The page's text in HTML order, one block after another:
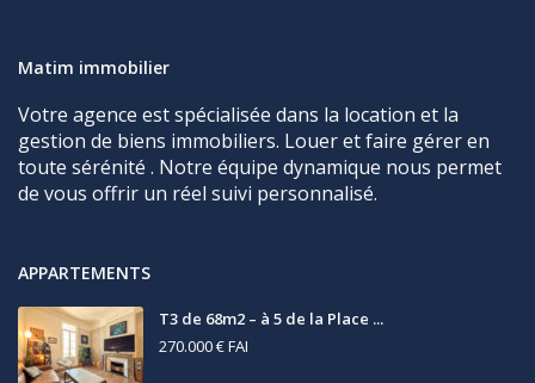
Matim immobilier
Votre agence est spécialisée dans la location et la
gestion de biens immobiliers. Louer et faire gérer en
toute sérénité . Notre équipe dynamique nous permet
de vous offrir un réel suivi personnalisé.
APPARTEMENTS
T3 de 68m2 – à 5 de la Place ...
270.000 €FAI